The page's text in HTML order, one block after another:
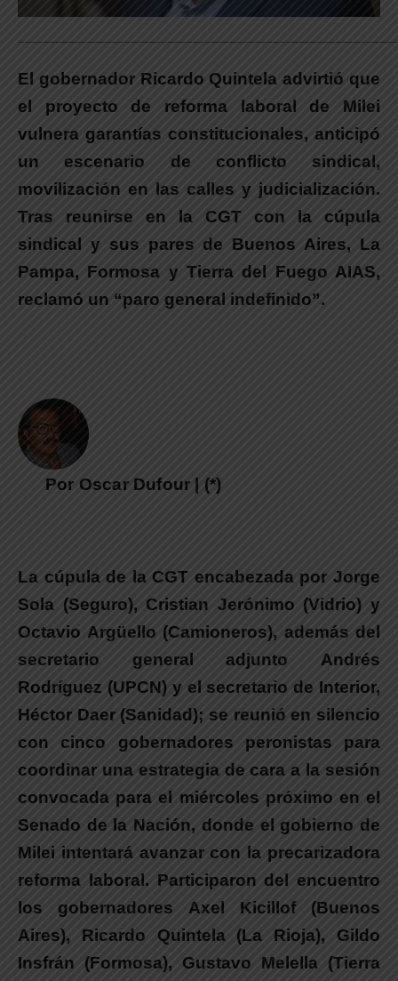
El gobernador Ricardo Quintela advirtió que
el proyecto de reforma laboral de Milei
vulnera garantías constitucionales, anticipó
un escenario de conflicto sindical,
movilización en las calles y judicialización.
Tras reunirse en la CGT con la cúpula
sindical y sus pares de Buenos Aires, La
Pampa, Formosa y Tierra del Fuego AIAS,
reclamó un “paro general indefinido”.
Por Oscar Dufour | (*)
La cúpula de la CGT encabezada por Jorge
Sola (Seguro), Cristian Jerónimo (Vidrio) y
Octavio Argüello (Camioneros), además del
secretario general adjunto Andrés
Rodríguez (UPCN) y el secretario de Interior,
Héctor Daer(Sanidad); se reunió en silencio
con cinco gobernadores peronistas para
coordinar una estrategia de cara a la sesión
convocada para el miércoles próximo en el
Senado de la Nación, donde el gobierno de
Milei intentará avanzar con la precarizadora
reforma laboral. Participaron del encuentro
los gobernadores Axel Kicillof(Buenos
Aires), Ricardo Quintela(La Rioja), Gildo
Insfrán (Formosa), Gustavo Melella (Tierra